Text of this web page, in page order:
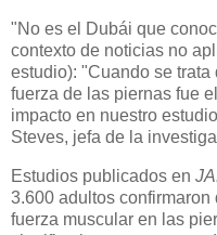
"No es el Dubái que
contexto de noticias no
estudio): "Cuando se
fuerza de las piernas fue
impacto en nuestro
Steves, jefa de la
Estudios publicados en
3.600 adultos
fuerza muscular en las